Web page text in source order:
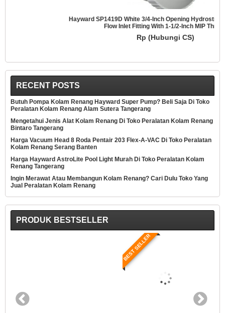
Hayward SP1419D White 3/4-Inch Opening Hydrostream Directional
Flow Inlet Fitting With 1-1/2-Inch MIP Thread
Rp (Hubungi CS)
RECENT POSTS
Butuh Pompa Kolam Renang Hayward Super Pump? Beli Saja Di Toko
Peralatan Kolam Renang Alam Sutera Tangerang
Mengetahui Jenis Alat Kolam Renang Di Toko Peralatan Kolam Renang
Bintaro Tangerang
Harga Vacuum Head 8 Roda Pentair 203 Flex-A-VAC Di Toko Peralatan
Kolam Renang Serang Banten
Harga Hayward AstroLite Pool Light Murah Di Toko Peralatan Kolam
Renang Tangerang
Ingin Merawat Atau Membangun Kolam Renang? Cari Dulu Toko Yang
Jual Peralatan Kolam Renang
PRODUK BESTSELLER